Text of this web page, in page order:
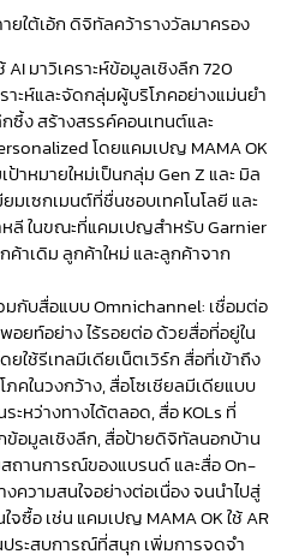
ยใต้เอ้ก ดิจิทัลคว้ารางวัลมาครอง
AI มาวิเคราะห์ข้อมูลเชิงลึก 720
าะห์และจัดกลุ่มผู้บริโภคอย่างแม่นยำ
ซึ้ง สร้างสรรค์คอนเทนต์และ
โดยแคมเปญ MAMA OK
าหมายใหม่เป็นกลุ่ม Gen Z และ มิล
มเซกเมนต์ที่ชื่นชอบเทคโนโลยี และ
ในขณะที่แคมเปญสำหรับ Garnier
าเดิม ลูกค้าใหม่ และลูกค้าจาก
มกับสื่อแบบ Omnichannel: เชื่อมต่อ
ยท์อย่าง ไร้รอยต่อ ด้วยสื่อที่อยู่ใน
ใช้รีเทลมีเดียเน็ตเวิร์ก สื่อที่เข้าถึง
ภคในวงกว้าง, สื่อโซเชียลมีเดียแบบ
ะหว่างทางได้ตลอด, สื่อ KOLs ที่
ข้อมูลเชิงลึก, สื่อป้ายดิจิทัลนอกบ้าน
ถานการณ์ของแบรนด์ และสื่อ On-
ความสนใจอย่างต่อเนื่อง จนนำไปสู่
ซื้อ เช่น แคมเปญ MAMA OK ใช้ AR
ระสบการณ์ที่สนุก เพิ่มการจดจำ